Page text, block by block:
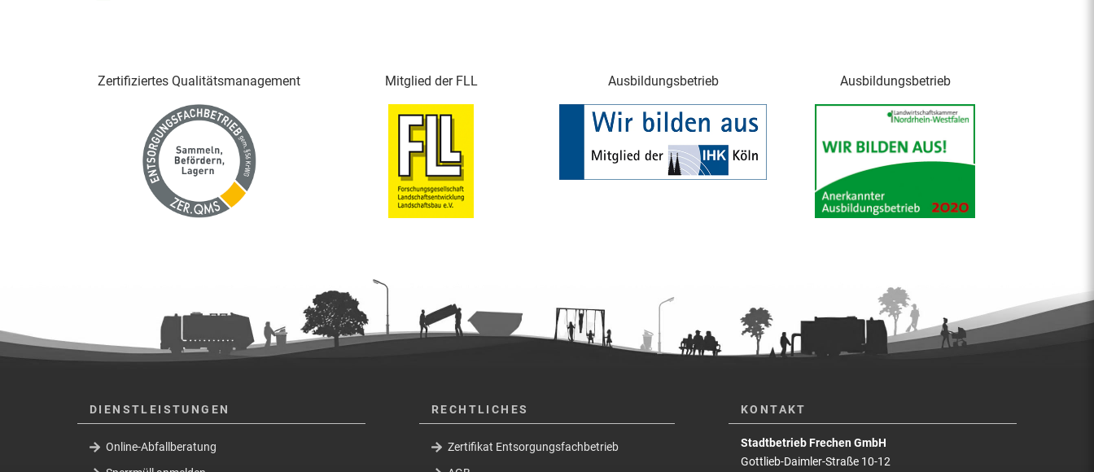
Zertifiziertes Qualitäts­management Mitglied der FLL Ausbildungsbetrieb Ausbildungsbetrieb
DIENSTLEISTUNGEN
Online-Abfallberatung
RECHTLICHES
Zertifikat Entsorgungsfachbetrieb
KONTAKT
Stadtbetrieb Frechen GmbH
Gottlieb-Daimler-Straße 10-12